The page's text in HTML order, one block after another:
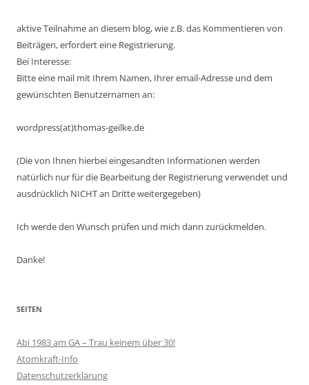
aktive Teilnahme an diesem blog, wie z.B. das Kommentieren von
Beiträgen, erfordert eine Registrierung.
Bei Interesse:
Bitte eine mail mit Ihrem Namen, Ihrer email-Adresse und dem
gewünschten Benutzernamen an:
wordpress(at)thomas-geilke.de
(Die von Ihnen hierbei eingesandten Informationen werden
natürlich nur für die Bearbeitung der Registrierung verwendet und
ausdrücklich NICHT an Dritte weitergegeben)
Ich werde den Wunsch prüfen und mich dann zurückmelden.
Danke!
SEITEN
Abi 1983 am GA – Trau keinem über 30!
Atomkraft-Info
Datenschutzerklärung